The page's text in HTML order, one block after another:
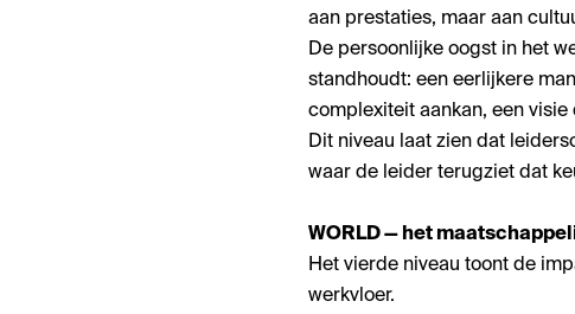
aan prestaties, maar aan
De persoonlijke oogst in het
standhoudt: een eerlijkere
complexiteit aankan, een
Dit niveau laat zien dat
waar de leider terugziet dat
WORLD — het
Het vierde niveau toont de
werkvloer.